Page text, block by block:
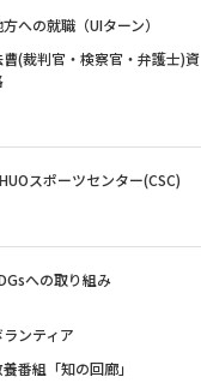
への就職（UIターン）
曹(裁判官・検察官・弁護士)資
スポーツセンター(CSC)
への取り組み
ンティア
番組「知の回廊」